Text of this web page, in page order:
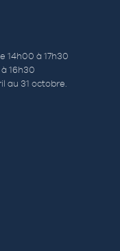
14h00 à 17h30
16h30
au 31 octobre.